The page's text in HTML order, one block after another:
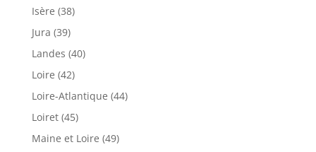
Isère (38)
Jura (39)
Landes (40)
Loire (42)
Loire-Atlantique (44)
Loiret (45)
Maine et Loire (49)